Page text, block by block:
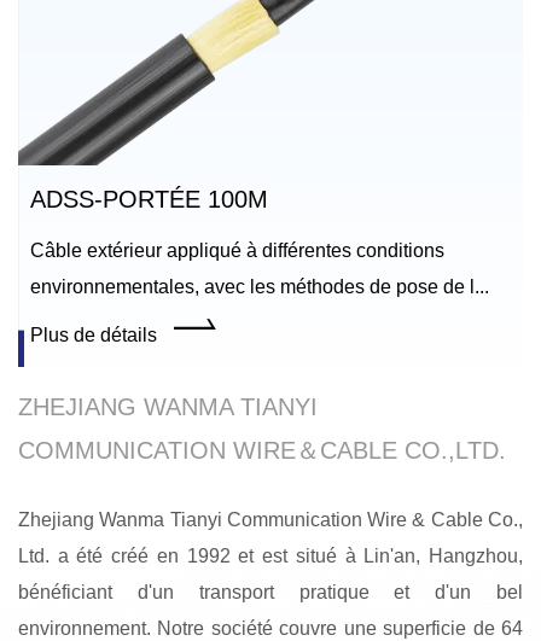
ADSS-PORTÉE 100M
Câble extérieur appliqué à différentes conditions
environnementales, avec les méthodes de pose de l...
Plus de détails 1
ENTREPRISE
ZHEJIANG WANMA TIANYI
COMMUNICATION WIRE＆CABLE CO.,LTD.
Zhejiang Wanma Tianyi Communication Wire & Cable Co.,
Ltd. a été créé en 1992 et est situé à Lin'an, Hangzhou,
bénéficiant d'un transport pratique et d'un bel
environnement. Notre société couvre une superficie de 64